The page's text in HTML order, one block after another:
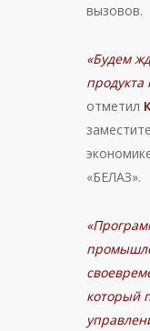
вызовов.
«Будем
отметил
«БЕЛАЗ».
который